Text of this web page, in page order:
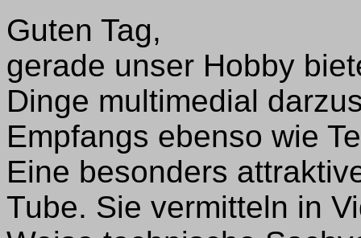
Guten Tag,
gerade unser Hobby
Dinge multimedial
Empfangs ebenso wie
Eine besonders
Tube. Sie vermitteln in